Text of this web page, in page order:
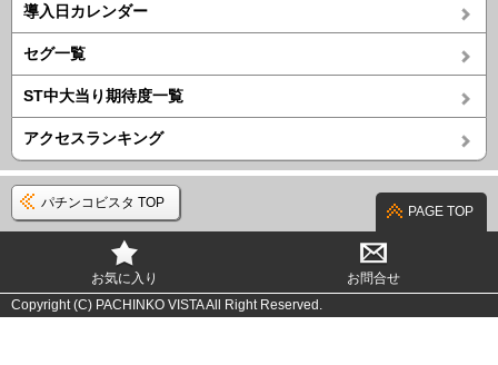
導入日カレンダー
セグ一覧
ST中大当り期待度一覧
アクセスランキング
パチンコビスタ TOP
PAGE TOP
お気に入り
お問合せ
Copyright (C) PACHINKO VISTA All Right Reserved.